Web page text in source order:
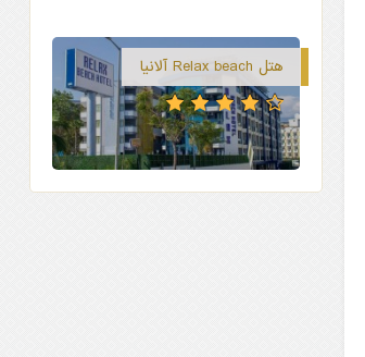
هتل Relax beach آلانیا